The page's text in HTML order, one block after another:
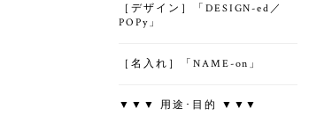
［デザイン］「DESIGN-ed／
POPy」
［名入れ］「NAME-on」
▼▼▼ 用途･目的 ▼▼▼